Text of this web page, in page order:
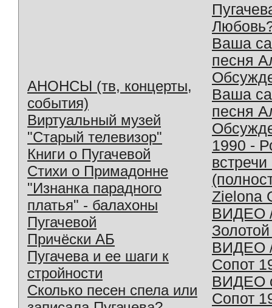
АНОНСЫ (тв, концерты,
события)
Виртуальный музей
"Старый телевизор"
Книги о Пугачевой
Стихи о Примадонне
"Изнанка парадного
платья" - балахоны
Пугачевой
Причёски АБ
Пугачева и ее шаги к
стройности
Сколько песен спела или
Ваша
песня
Ваша
песня
1990 -
Zielona
ВИДЕО
ВИДЕО
Сопот
ВИДЕО
Сопот